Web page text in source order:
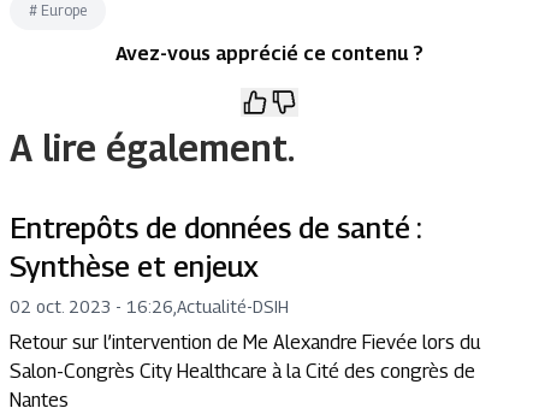
# Europe
Avez-vous apprécié ce contenu ?
A lire également.
Entrepôts de données de santé :
Synthèse et enjeux
02 oct. 2023 - 16:26 Actualité-DSIH
Retour sur l’intervention de Me Alexandre Fievée lors du
Salon-Congrès City Healthcare à la Cité des congrès de
Nantes